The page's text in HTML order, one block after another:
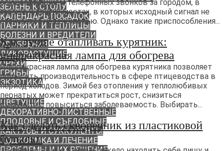
ЗЕЛЕНЬ К СТОЛУ
КАЛЕНДАРЬ ПОСАДОК
ПАРНИКИ И ТЕПЛИЦЫ
БОЛЕЗНИ И ВРЕДИТЕЛИ
УДОБРЕНИЯ
ДИКОРАСТУЩИЕ
ОРЕХИ
ГРИБЫ
ЭКЗОТИКА
КОМНАТНЫЕ РАСТЕНИЯ
ЦВЕТУЩИЕ
ДЕКОРАТИВНО-ЛИСТВЕННЫЕ
ПЛОДОВЫЕ И СЪЕДОБНЫЕ
КАКТУСЫ И СУККУЛЕНТЫ
ПОДКОРМКА И ЛЕЧЕНИЕ
осуществлением телефонных звонков за городом, в
гараже и других местах, в которых исходный сигнал не
отличается надежностью. Однако такие приспособления...
Как лучше отапливать курятник:
инфракрасная лампа для обогрева
Инфракрасная лампа для обогрева курятника позволяет
повысить производительность в сфере птицеводства в
период холодов. Зимой без отопления у теплолюбивых
пернатых может прекратиться рост, снизиться
иммунитет, повыситься заболеваемость. Выбирать...
Как сделать скворечник из пластиковой
бутылки